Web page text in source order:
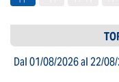
Dal 01/08/2026al 22/